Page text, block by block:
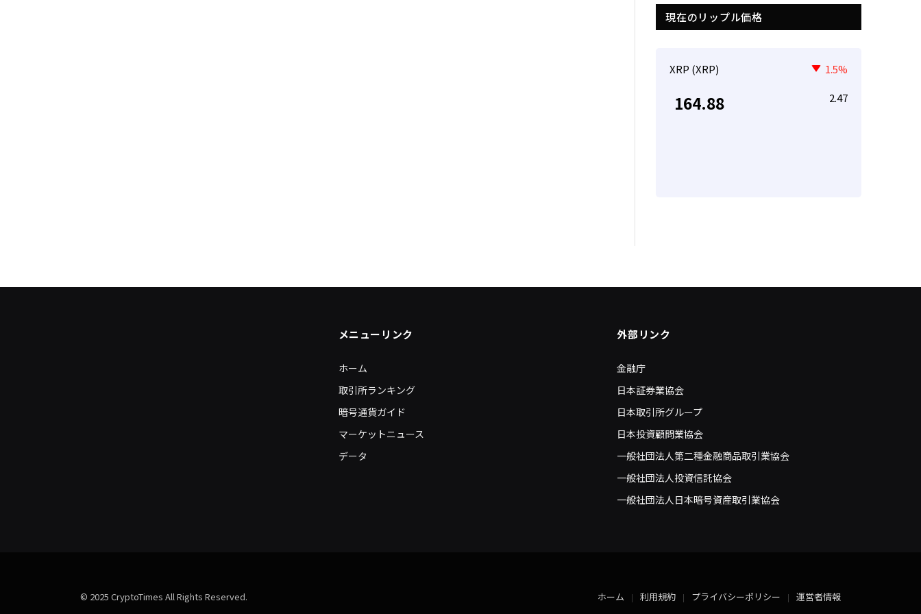
現在のリップル価格
XRP (XRP) 1.5%
164.88 2.47
メニューリンク
ホーム
取引所ランキング
暗号通貨ガイド
マーケットニュース
データ
外部リンク
金融庁
日本証券業協会
日本取引所グループ
日本投資顧問業協会
一般社団法人第二種金融商品取引業協会
一般社団法人投資信託協会
一般社団法人日本暗号資産取引業協会
© 2025 CryptoTimes All Rights Reserved. ホーム 利用規約 プライバシーポリシー 運営者情報